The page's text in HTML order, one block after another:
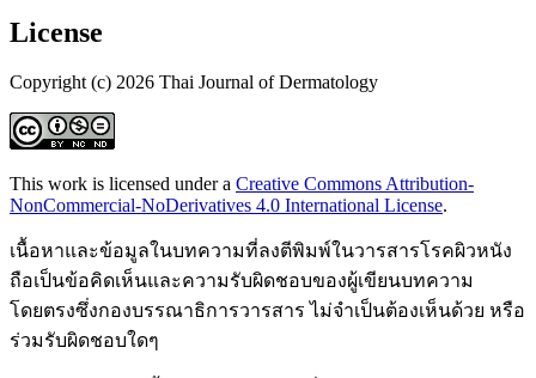
License
Copyright (c) 2026 Thai Journal of Dermatology
This work is licensed under a Creative Commons Attribution-
NonCommercial-NoDerivatives 4.0 International License.
เนื้อหาและข้อมูลในบทความที่ลงตีพิมพ์ในวารสารโรคผิวหนัง
ถือเป็นข้อคิดเห็นและความรับผิดชอบของผู้เขียนบทความ
โดยตรงซึ่งกองบรรณาธิการวารสาร ไม่จำเป็นต้องเห็นด้วย หรือ
ร่วมรับผิดชอบใดๆ